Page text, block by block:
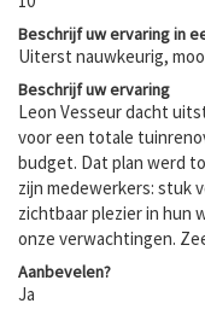
Beschrijf uw ervaring in
Uiterst nauwkeurig,
Beschrijf uw ervaring
Leon Vesseur dacht
voor een totale
budget. Dat plan werd
zijn medewerkers: stuk
zichtbaar plezier in hun
onze verwachtingen.
Aanbevelen?
Ja